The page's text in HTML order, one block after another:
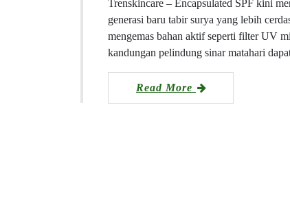
Trenskincare – Encapsulated SPF kini
generasi baru tabir surya yang lebih
mengemas bahan aktif seperti filter UV
kandungan pelindung sinar matahari
Read More